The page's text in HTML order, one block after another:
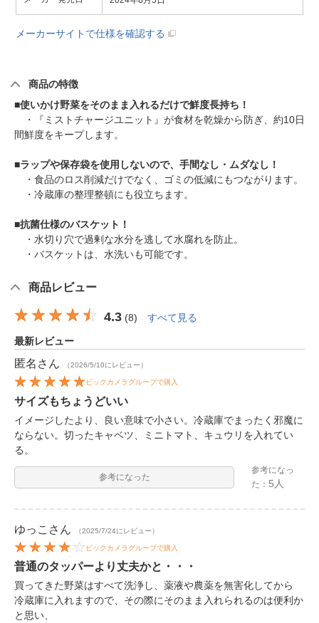
メーカーサイトで仕様を確認する
商品の特徴
■使いかけ野菜をそのまま入れるだけで鮮度長持ち！
・『ミストチャージユニット』が食材を乾燥から防ぎ、約10日
間鮮度をキープします。
■ラップや保存袋を使用しないので、手間なし・ムダなし！
・食品のロス削減だけでなく、ゴミの低減にもつながります。
・冷蔵庫の整理整頓にも役立ちます。
■抗菌仕様のバスケット！
・水切り穴で過剰な水分を逃して水腐れを防止。
・バスケットは、水洗いも可能です。
商品レビュー
4.3 (8) すべて見る
最新レビュー
匿名 さん （2026/5/10にレビュー）
ビックカメラグループで購入
サイズもちょうどいい
イメージしたより、良い意味で小さい。冷蔵庫でまったく邪魔に
ならない。切ったキャベツ、ミニトマト、キュウリを入れてい
る。
参考になった
参考になっ
た： 5人
ゆっこ さん （2025/7/24にレビュー）
ビックカメラグループで購入
普通のタッパーより丈夫かと・・・
買ってきた野菜はすべて洗浄し、薬液や農薬を無害化してから
冷蔵庫に入れますので、その際にそのまま入れられるのは便利か
と思い、